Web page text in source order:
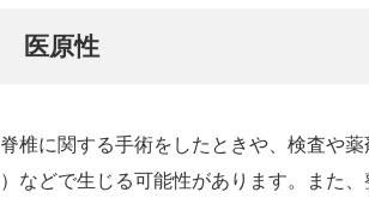
医原性
脊椎に関する手術をしたときや、検査や
）などで生じる可能性があります。また